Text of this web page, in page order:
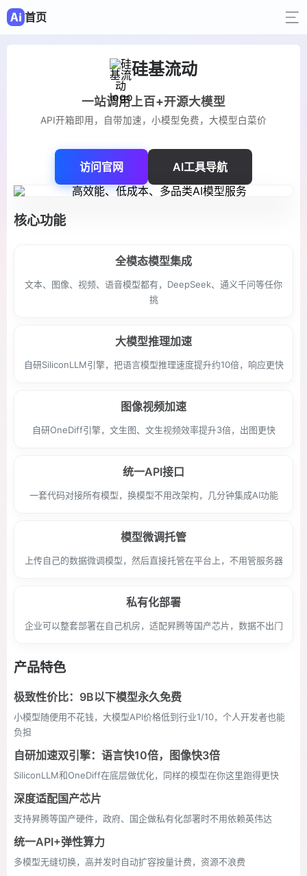
首页
硅基流动
一站调用上百+开源大模型
API开箱即用，自带加速，小模型免费，大模型白菜价
访问官网 AI工具导航
核心功能
全模态模型集成
文本、图像、视频、语音模型都有，DeepSeek、通义千问等任你
挑
大模型推理加速
自研SiliconLLM引擎，把语言模型推理速度提升约10倍，响应更快
图像视频加速
自研OneDiff引擎，文生图、文生视频效率提升3倍，出图更快
统一API接口
一套代码对接所有模型，换模型不用改架构，几分钟集成AI功能
模型微调托管
上传自己的数据微调模型，然后直接托管在平台上，不用管服务器
私有化部署
企业可以整套部署在自己机房，适配昇腾等国产芯片，数据不出门
产品特色
极致性价比：9B以下模型永久免费
小模型随便用不花钱，大模型API价格低到行业1/10，个人开发者也能
负担
自研加速双引擎：语言快10倍，图像快3倍
SiliconLLM和OneDiff在底层做优化，同样的模型在你这里跑得更快
深度适配国产芯片
支持昇腾等国产硬件，政府、国企做私有化部署时不用依赖英伟达
统一API+弹性算力
多模型无缝切换，高并发时自动扩容按量计费，资源不浪费